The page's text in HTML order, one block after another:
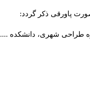
پاورقی ذکر گردد:
طراحی شهری، دانشکده ....،